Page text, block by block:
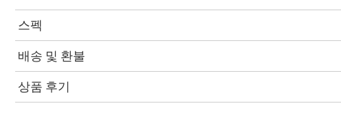
스펙
배송 및 환불
상품 후기